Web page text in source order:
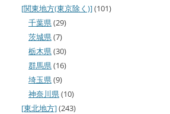
[関東地方(東京除く)](101)
千葉県(29)
茨城県(7)
栃木県(30)
群馬県(16)
埼玉県(9)
神奈川県(10)
[東北地方](243)